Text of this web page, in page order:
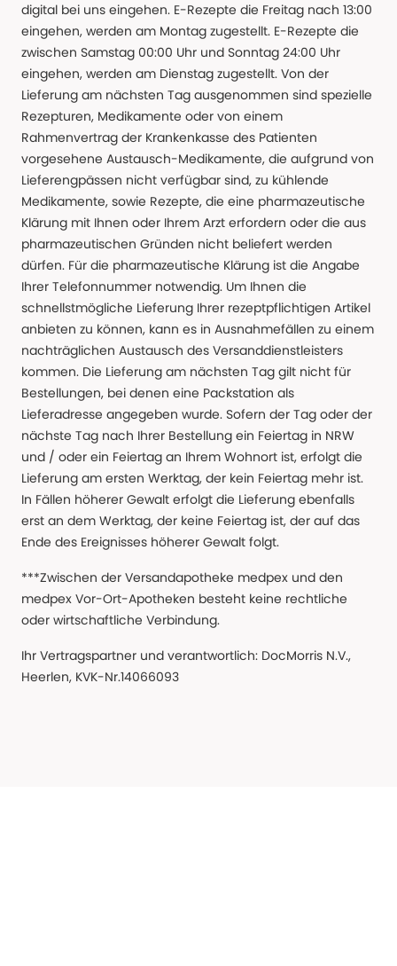
digital bei uns eingehen. E-Rezepte die Freitag nach 13:00
eingehen, werden am Montag zugestellt. E-Rezepte die
zwischen Samstag 00:00 Uhr und Sonntag 24:00 Uhr
eingehen, werden am Dienstag zugestellt. Von der
Lieferung am nächsten Tag ausgenommen sind spezielle
Rezepturen, Medikamente oder von einem
Rahmenvertrag der Krankenkasse des Patienten
vorgesehene Austausch-Medikamente, die aufgrund von
Lieferengpässen nicht verfügbar sind, zu kühlende
Medikamente, sowie Rezepte, die eine pharmazeutische
Klärung mit Ihnen oder Ihrem Arzt erfordern oder die aus
pharmazeutischen Gründen nicht beliefert werden
dürfen. Für die pharmazeutische Klärung ist die Angabe
Ihrer Telefonnummer notwendig. Um Ihnen die
schnellstmögliche Lieferung Ihrer rezeptpflichtigen Artikel
anbieten zu können, kann es in Ausnahmefällen zu einem
nachträglichen Austausch des Versanddienstleisters
kommen. Die Lieferung am nächsten Tag gilt nicht für
Bestellungen, bei denen eine Packstation als
Lieferadresse angegeben wurde. Sofern der Tag oder der
nächste Tag nach Ihrer Bestellung ein Feiertag in NRW
und / oder ein Feiertag an Ihrem Wohnort ist, erfolgt die
Lieferung am ersten Werktag, der kein Feiertag mehr ist.
In Fällen höherer Gewalt erfolgt die Lieferung ebenfalls
erst an dem Werktag, der keine Feiertag ist, der auf das
Ende des Ereignisses höherer Gewalt folgt.
***Zwischen der Versandapotheke medpex und den
medpex Vor-Ort-Apotheken besteht keine rechtliche
oder wirtschaftliche Verbindung.
Ihr Vertragspartner und verantwortlich: DocMorris N.V.,
Heerlen, KVK-Nr.14066093